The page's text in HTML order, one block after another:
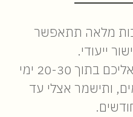
מלאה תתאפשר
ייעודי.
הגלריה המלאה תישלח אליכם בתוך 20-30 ימי
ותישמר אצלי עד